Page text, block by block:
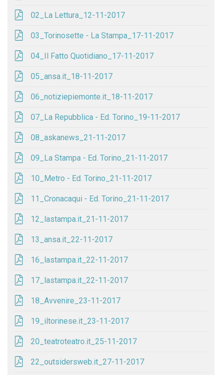
02_La Lettura_12-11-2017
03_Torinosette - La Stampa_17-11-2017
04_Il Fatto Quotidiano_17-11-2017
05_ansa.it_18-11-2017
06_notiziepiemonte.it_18-11-2017
07_La Repubblica - Ed. Torino_19-11-2017
08_askanews_21-11-2017
09_La Stampa - Ed. Torino_21-11-2017
10_Metro - Ed. Torino_21-11-2017
11_Cronacaqui - Ed. Torino_21-11-2017
12_lastampa.it_21-11-2017
13_ansa.it_22-11-2017
16_lastampa.it_22-11-2017
17_lastampa.it_22-11-2017
18_Avvenire_23-11-2017
19_iltorinese.it_23-11-2017
20_teatroteatro.it_25-11-2017
22_outsidersweb.it_27-11-2017